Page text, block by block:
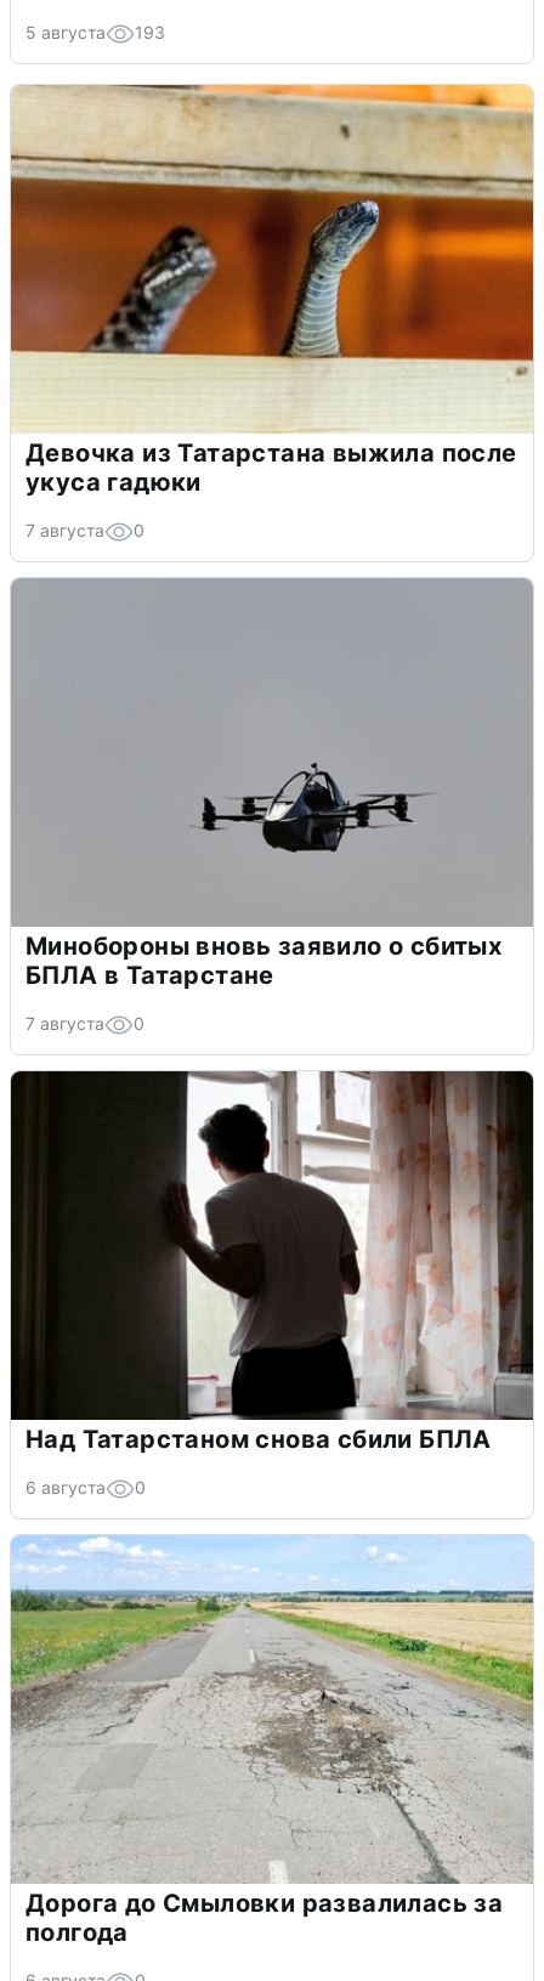
5 августа 193
Девочка из Татарстана выжила после
укуса гадюки
7 августа 0
Минобороны вновь заявило о сбитых
БПЛА в Татарстане
7 августа 0
Над Татарстаном снова сбили БПЛА
6 августа 0
Дорога до Смыловки развалилась за
полгода